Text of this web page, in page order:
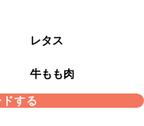
レタス
牛もも肉
する